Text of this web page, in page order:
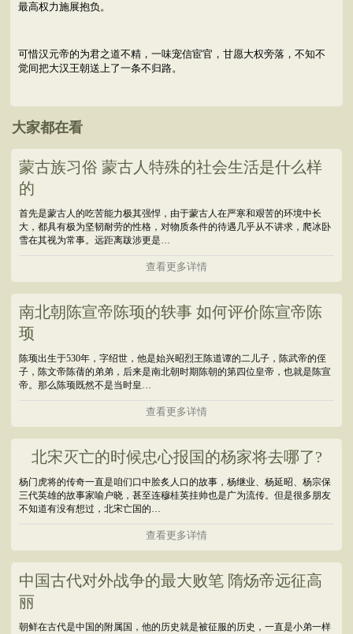
最高权力施展抱负。
可惜汉元帝的为君之道不精，一味宠信宦官，甘愿大权旁落，不知不
觉间把大汉王朝送上了一条不归路。
大家都在看
蒙古族习俗 蒙古人特殊的社会生活是什么样
的
首先是蒙古人的吃苦能力极其强悍，由于蒙古人在严寒和艰苦的环境中长
大，都具有极为坚韧耐劳的性格，对物质条件的待遇几乎从不讲求，爬冰卧
雪在其视为常事。远距离跋涉更是…
查看更多详情
南北朝陈宣帝陈顼的轶事 如何评价陈宣帝陈
顼
陈顼出生于530年，字绍世，他是始兴昭烈王陈道谭的二儿子，陈武帝的侄
子，陈文帝陈蒨的弟弟，后来是南北朝时期陈朝的第四位皇帝，也就是陈宣
帝。那么陈顼既然不是当时皇…
查看更多详情
北宋灭亡的时候忠心报国的杨家将去哪了?
杨门虎将的传奇一直是咱们口中脍炙人口的故事，杨继业、杨延昭、杨宗保
三代英雄的故事家喻户晓，甚至连穆桂英挂帅也是广为流传。但是很多朋友
不知道有没有想过，北宋亡国的…
查看更多详情
中国古代对外战争的最大败笔 隋炀帝远征高
丽
朝鲜在古代是中国的附属国，他的历史就是被征服的历史，一直是小弟一样